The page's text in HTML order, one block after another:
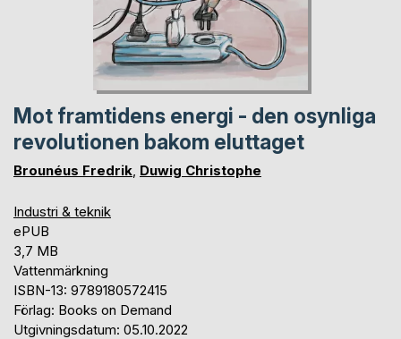
Mot framtidens energi - den osynliga
revolutionen bakom eluttaget
Brounéus Fredrik Duwig Christophe
Industri & teknik
ePUB
3,7 MB
Vattenmärkning
ISBN-13: 9789180572415
Förlag: Books on Demand
Utgivningsdatum: 05.10.2022